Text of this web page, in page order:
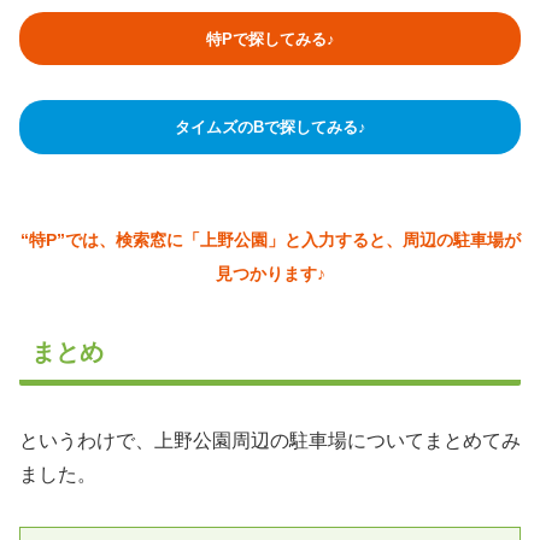
特Pで探してみる♪
タイムズのBで探してみる♪
“特P”では、検索窓に「上野公園」と入力すると、周辺の駐車場が
見つかります♪
まとめ
というわけで、上野公園周辺の駐車場についてまとめてみ
ました。